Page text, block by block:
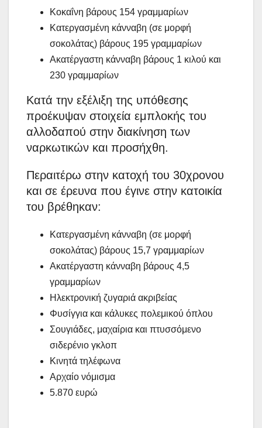
Κοκαΐνη βάρους 154 γραμμαρίων
Κατεργασμένη κάνναβη (σε μορφή
σοκολάτας) βάρους 195 γραμμαρίων
Ακατέργαστη κάνναβη βάρους 1 κιλού και
230 γραμμαρίων
Κατά την εξέλιξη της υπόθεσης
προέκυψαν στοιχεία εμπλοκής του
αλλοδαπού στην διακίνηση των
ναρκωτικών και προσήχθη.
Περαιτέρω στην κατοχή του 30χρονου
και σε έρευνα που έγινε στην κατοικία
του βρέθηκαν:
Κατεργασμένη κάνναβη (σε μορφή
σοκολάτας) βάρους 15,7 γραμμαρίων
Ακατέργαστη κάνναβη βάρους 4,5
γραμμαρίων
Ηλεκτρονική ζυγαριά ακριβείας
Φυσίγγια και κάλυκες πολεμικού όπλου
Σουγιάδες, μαχαίρια και πτυσσόμενο
σιδερένιο γκλοπ
Κινητά τηλέφωνα
Αρχαίο νόμισμα
5.870 ευρώ